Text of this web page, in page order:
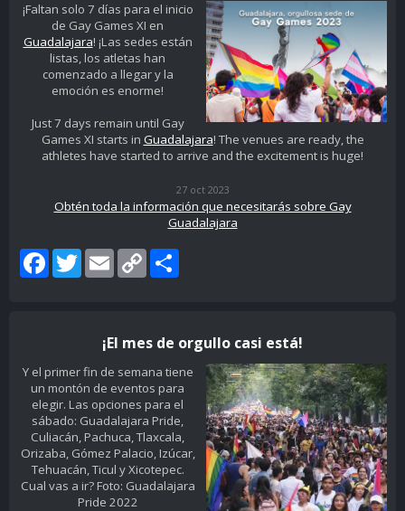
¡Faltan solo 7 días para el inicio
de Gay Games XI en
Guadalajara! ¡Las sedes están
listas, los atletas han
comenzado a llegar y la
emoción es enorme!
Just 7 days remain until Gay
Games XI starts in Guadalajara! The venues are ready, the
athletes have started to arrive and the excitement is huge!
27 oct 2023
Obtén toda la información que necesitarás sobre Gay
Guadalajara
FacebookTwitterEmail Copy
Link
¡El mes de orgullo casi está!
Y el primer fin de semana tiene
un montón de eventos para
elegir. Las opciones para el
sábado: Guadalajara Pride,
Culiacán, Pachuca, Tlaxcala,
Orizaba, Gómez Palacio, Izúcar,
Tehuacán, Ticul y Xicotepec.
Cual vas a ir? Foto: Guadalajara
Pride 2022